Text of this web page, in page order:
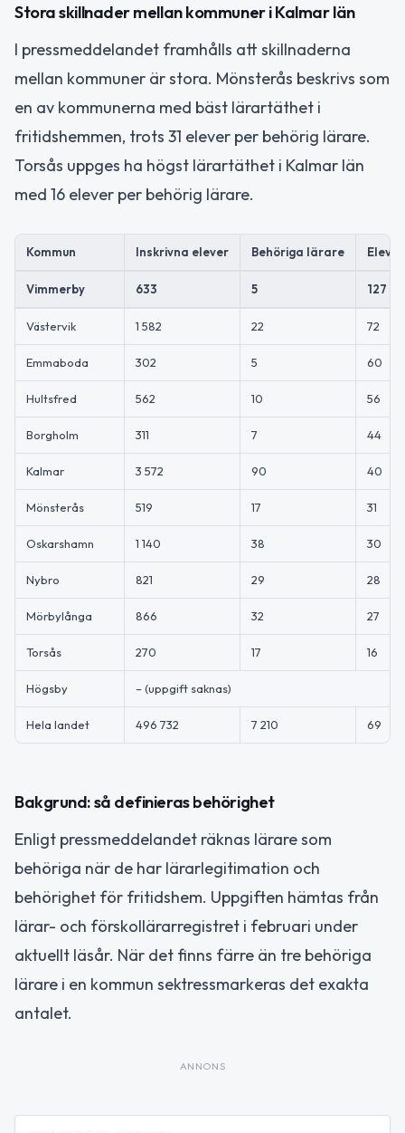
Stora skillnader mellan kommuner i Kalmar län
I pressmeddelandet framhålls att skillnaderna
mellan kommuner är stora. Mönsterås beskrivs som
en av kommunerna med bäst lärartäthet i
fritidshemmen, trots 31 elever per behörig lärare.
Torsås uppges ha högst lärartäthet i Kalmar län
med 16 elever per behörig lärare.
Kommun Inskrivna elever Behöriga lärare
Vimmerby 633 5 127
Västervik 1 582 22 72
Emmaboda 302 5 60
Hultsfred 562 10 56
Borgholm 311 7 44
Kalmar 3 572 90 40
Mönsterås 519 17 31
Oskarshamn 1 140 38 30
Nybro 821 29 28
Mörbylånga 866 32 27
Torsås 270 17 16
Högsby – (uppgift saknas)
Hela landet 496 732 7 210 69
Bakgrund: så definieras behörighet
Enligt pressmeddelandet räknas lärare som
behöriga när de har lärarlegitimation och
behörighet för fritidshem. Uppgiften hämtas från
lärar- och förskollärarregistret i februari under
aktuellt läsår. När det finns färre än tre behöriga
lärare i en kommun sektressmarkeras det exakta
antalet.
ANNONS